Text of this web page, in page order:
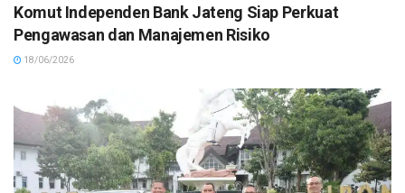
Komut Independen Bank Jateng Siap Perkuat
Pengawasan dan Manajemen Risiko
18/06/2026